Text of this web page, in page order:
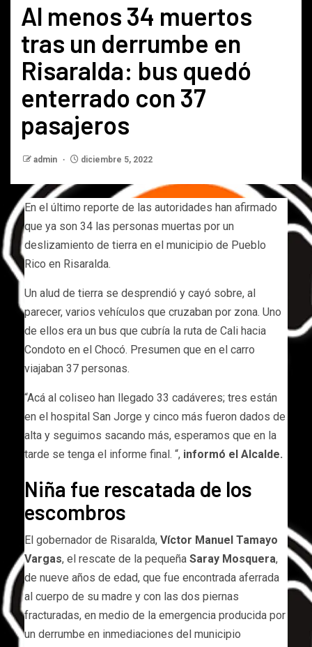
Al menos 34 muertos
tras un derrumbe en
Risaralda: bus quedó
enterrado con 37
pasajeros
admin diciembre 5, 2022
En el último reporte de las autoridades han afirmado
que ya son 34 las personas muertas por un
deslizamiento de tierra en el municipio de Pueblo
Rico en Risaralda.
Un alud de tierra se desprendió y cayó sobre, al
parecer, varios vehículos que cruzaban por zona. Uno
de ellos era un bus que cubría la ruta de Cali hacia
Condoto en el Chocó. Presumen que en el carro
viajaban 37 personas.
“Acá al coliseo han llegado 33 cadáveres; tres están
en el hospital San Jorge y cinco más fueron dados de
alta y seguimos sacando más, esperamos que en la
tarde se tenga el informe final. “, informó el Alcalde.
Niña fue rescatada de los
escombros
El gobernador de Risaralda, Víctor Manuel Tamayo
Vargas, el rescate de la pequeña Saray Mosquera,
de nueve años de edad, que fue encontrada aferrada
al cuerpo de su madre y con las dos piernas
fracturadas, en medio de la emergencia producida por
un derrumbe en inmediaciones del municipio